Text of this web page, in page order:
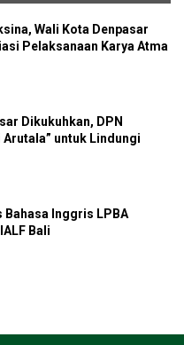
Wali Kota Denpasar
Pelaksanaan Karya Atma
Dikukuhkan, DPN
untuk Lindungi
Inggris LPBA
Bali